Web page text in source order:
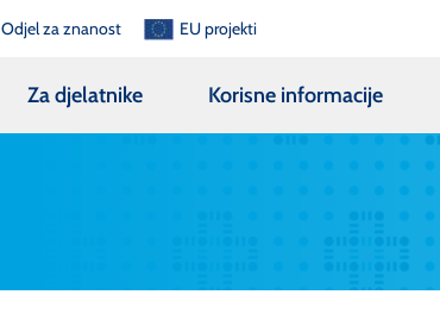
Odjel za znanost EU projekti
Za djelatnike Korisne informacije